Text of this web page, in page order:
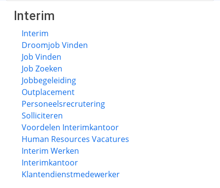
Interim
Interim
Droomjob Vinden
Job Vinden
Job Zoeken
Jobbegeleiding
Outplacement
Personeelsrecrutering
Solliciteren
Voordelen Interimkantoor
Human Resources Vacatures
Interim Werken
Interimkantoor
Klantendienstmedewerker